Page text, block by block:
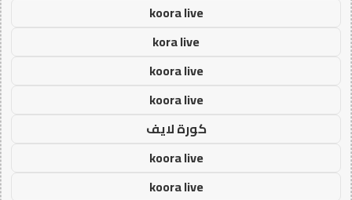
koora live
kora live
koora live
koora live
كورة لايف
koora live
koora live